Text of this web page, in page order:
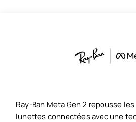
Ray-Ban Meta Gen 2 repousse
lunettes connectées avec une